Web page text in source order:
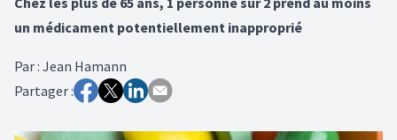
un médicament potentiellement inapproprié
Par: Jean Hamann
Partager :